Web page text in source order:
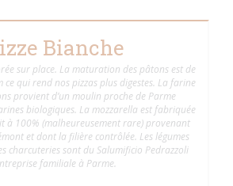
Bianche
sur place. La maturation des pâtons est de
qui rend nos pizzas plus digestes. La farine
provient d’un moulin proche de Parme
biologiques. La mozzarella est fabriquée
à 100% (malheureusement rare) provenant
et dont la filière contrôlée. Les légumes
charcuteries sont du Salumificio Pedrazzoli
familiale à Parme.